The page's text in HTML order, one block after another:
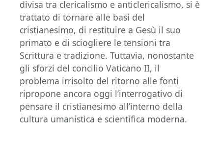
divisa tra clericalismo e anticlericalismo, si è
trattato di tornare alle basi del
cristianesimo, di restituire a Gesù il suo
primato e di sciogliere le tensioni tra
Scrittura e tradizione. Tuttavia, nonostante
gli sforzi del concilio Vaticano II, il
problema irrisolto del ritorno alle fonti
ripropone ancora oggi l’interrogativo di
pensare il cristianesimo all’interno della
cultura umanistica e scientifica moderna.